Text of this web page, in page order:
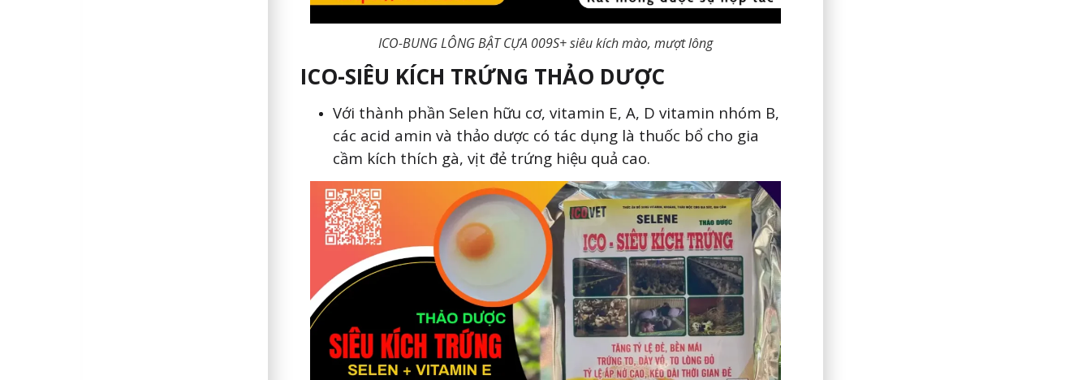
ICO-BUNG LÔNG BẬT CỰA 009S+ siêu kích mào, mượt lông
ICO-SIÊU KÍCH TRỨNG THẢO DƯỢC
Với thành phần Selen hữu cơ, vitamin E, A, D vitamin nhóm B,
các acid amin và thảo dược có tác dụng là thuốc bổ cho gia
cầm kích thích gà, vịt đẻ trứng hiệu quả cao.
Số điện thoại
GỬI THÔNG TIN